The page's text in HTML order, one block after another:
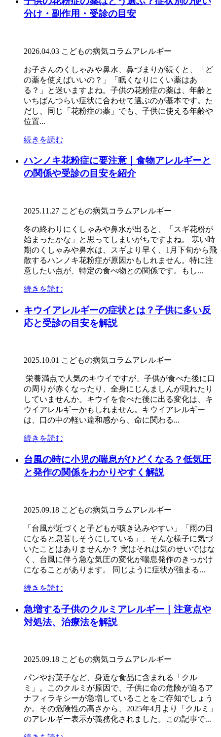
分け・副作用・受診の目安
2026.04.03 こどもの病気コラムアレルギー
お子さんのくしゃみや鼻水、鼻づまりが続くと、「ど
の薬を使えばいいの？」「眠くなりにくい薬はあ
る？」と迷いますよね。子供の花粉症の薬は、年齢と
いちばんつらい症状に合わせて選ぶのが基本です。た
だし、同じ「花粉症の薬」でも、子供に使える年齢や
位置...
続きを読む
ハンノキ花粉症に要注意｜食物アレルギーと
の関係や受診の目安を紹介
2025.11.27 こどもの病気コラムアレルギー
冬の終わりにくしゃみや鼻水が出ると、「スギ花粉が
始まったかな」と思ってしまいがちですよね。 寒い時
期のくしゃみや鼻水は、スギより早く、1月下旬から飛
散するハンノキ花粉症が原因かもしれません。特に注
意したい点が、特定の食べ物との関係です。もし...
続きを読む
キウイアレルギーの症状とは？子供に多い反
応と受診の目安を解説
2025.10.01 こどもの病気コラムアレルギー
栄養満点で人気のキウイですが、子供が食べた後に口
の周りが赤くなったり、全身にじんましんが現れたり
していませんか。キウイを食べた後に出る変化は、キ
ウイアレルギーかもしれません。キウイアレルギー
は、口の中の軽い違和感から、命に関わる...
続きを読む
台風の時に小児の喘息がひどくなる？低気圧
と発作の関係をわかりやすく解説
2025.09.18 こどもの病気コラムアレルギー
「台風が近づくと子どもが咳き込みやすい」「雨の日
になると息苦しそうにしている」、そんな様子に気づ
いたことはありませんか？ 実はそれは気のせいではな
く、台風に伴う急な気圧の変化が喘息発作のきっかけ
になることがあります。 同じように症状が強まる...
続きを読む
急増する子供のクルミアレルギー｜注意点や
対処法、治療法を解説
2025.09.18 こどもの病気コラムアレルギー
パンやお菓子など、身近な食品に含まれる「クル
ミ」。このクルミが原因で、子供に命の危険が迫るア
ナフィラキシーが急増していることをご存知でしょう
か。その危険性の高さから、2025年4月より「クルミ」
のアレルギー表示が義務化されました。この記事で...